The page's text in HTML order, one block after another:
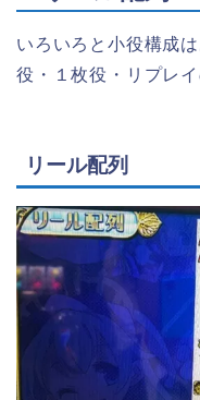
いろいろと小役構成
役・１枚役・リプレ
リール配列